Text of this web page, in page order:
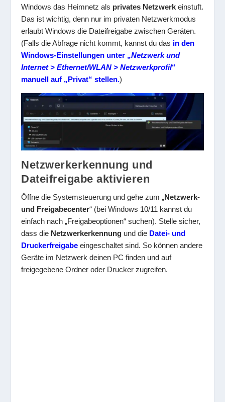
Windows das Heimnetz als privates Netzwerk einstuft.
Das ist wichtig, denn nur im privaten Netzwerkmodus
erlaubt Windows die Dateifreigabe zwischen Geräten.
(Falls die Abfrage nicht kommt, kannst du das in den
Windows-Einstellungen unter „Netzwerk und
Internet > Ethernet/WLAN > Netzwerkprofil“
manuell auf „Privat“ stellen.)
Netzwerkerkennung und
Dateifreigabe aktivieren
Öffne die Systemsteuerung und gehe zum „Netzwerk-
und Freigabecenter“ (bei Windows 10/11 kannst du
einfach nach „Freigabeoptionen“ suchen). Stelle sicher,
dass die Netzwerkerkennung und die Datei- und
Druckerfreigabe eingeschaltet sind. So können andere
Geräte im Netzwerk deinen PC finden und auf
freigegebene Ordner oder Drucker zugreifen.